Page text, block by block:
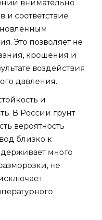
внимательно
и соответствие
Это позволяет не
крошения и
воздействия
давления.
и
В России грунт
вероятность
близко к
много
не